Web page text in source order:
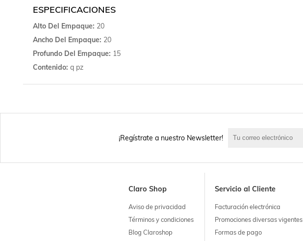
ESPECIFICACIONES
Alto Del Empaque 20
Ancho Del Empaque 20
Profundo Del Empaque 15
Contenido q pz
¡Regístrate a nuestro Newsletter!
Claro Shop
Aviso de privacidad
Términos y condiciones
Blog Claroshop
Servicio al Cliente
Facturación electrónica
Promociones diversas vigentes
Formas de pago